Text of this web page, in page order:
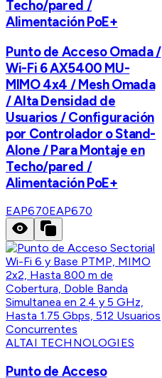
Techo/pared /
Alimentación PoE+
Punto de Acceso Omada /
Wi-Fi 6 AX5400 MU-
MIMO 4x4 / Mesh Omada
/ Alta Densidad de
Usuarios / Configuración
por Controlador o Stand-
Alone / Para Montaje en
Techo/pared /
Alimentación PoE+
EAP670EAP670
ALTAI TECHNOLOGIES
Punto de Acceso